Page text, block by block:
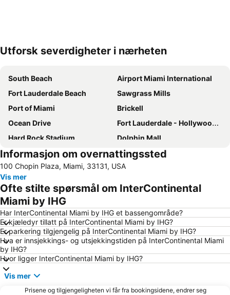
Utforsk severdigheter i nærheten
South Beach
Airport Miami International
Fort Lauderdale Beach
Sawgrass Mills
Port of Miami
Brickell
Ocean Drive
Fort Lauderdale - Hollywood International Airport
Hard Rock Stadium
Dolphin Mall
Port Everglades
Art Deco District
Aventura Mall
Miami Beach Boardwalk
Las Olas Boulevard
Coconut Grove
Miami Beach Convention Center
Bayfront Park
Vizcaya Museum and Gardens
Bayside District
Miami Beach Marina
Hard Rock Cafe Miami
Kaseya Center
Miami Beach Visitor Center
Bayside Marketplace
Collins Avenue
Bay Cruise Evening
FORT LAUDERDALE INTERNATIONAL BOAT SHOW
Informasjon om overnattingssted
100 Chopin Plaza, Miami, 33131, USA
Vis mer
Ofte stilte spørsmål om InterContinental
Miami by IHG
Har InterContinental Miami by IHG et bassengområde?
Er kjæledyr tillatt på InterContinental Miami by IHG?
Er parkering tilgjengelig på InterContinental Miami by IHG?
Hva er innsjekkings- og utsjekkingstiden på InterContinental Miami
by IHG?
Hvor ligger InterContinental Miami by IHG?
Vis mer
Prisene og tilgjengeligheten vi får fra bookingsidene, endrer seg